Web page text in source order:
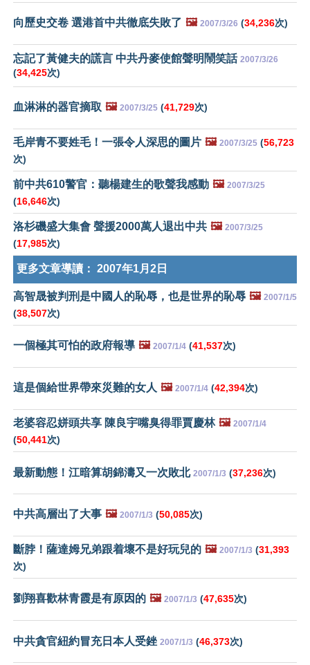
向歷史交卷 選港首中共徹底失敗了 🖼️ 2007/3/26 (34,236次)
忘記了黃健夫的謊言 中共丹麥使館聲明鬧笑話 2007/3/26
(34,425次)
血淋淋的器官摘取 🖼️ 2007/3/25 (41,729次)
毛岸青不要姓毛！一張令人深思的圖片 🖼️ 2007/3/25 (56,723
次)
前中共610警官：聽楊建生的歌聲我感動 🖼️ 2007/3/25
(16,646次)
洛杉磯盛大集會 聲援2000萬人退出中共 🖼️ 2007/3/25
(17,985次)
更多文章導讀： 2007年1月2日
高智晟被判刑是中國人的恥辱，也是世界的恥辱 🖼️ 2007/1/5
(38,507次)
一個極其可怕的政府報導 🖼️ 2007/1/4 (41,537次)
這是個給世界帶來災難的女人 🖼️ 2007/1/4 (42,394次)
老婆容忍姘頭共享 陳良宇嘴臭得罪賈慶林 🖼️ 2007/1/4
(50,441次)
最新動態！江暗算胡錦濤又一次敗北 2007/1/3 (37,236次)
中共高層出了大事 🖼️ 2007/1/3 (50,085次)
斷脖！薩達姆兄弟跟着壞不是好玩兒的 🖼️ 2007/1/3 (31,393
次)
劉翔喜歡林青霞是有原因的 🖼️ 2007/1/3 (47,635次)
中共貪官紐約冒充日本人受銼 2007/1/3 (46,373次)